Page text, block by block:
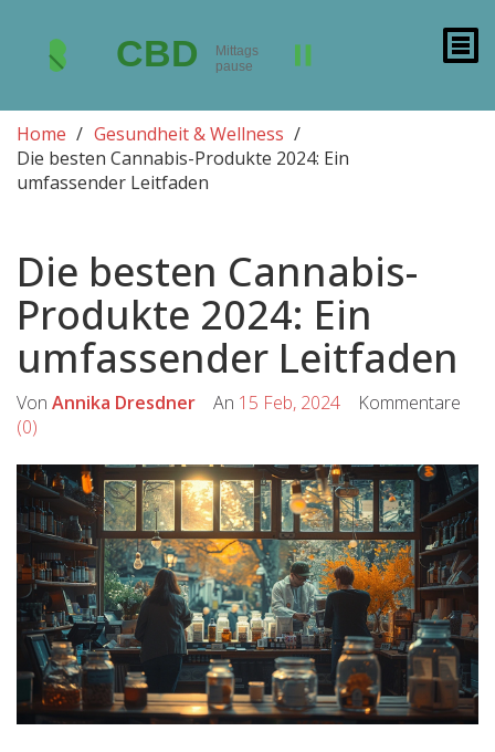
Home
Gesundheit & Wellness
Die besten Cannabis-Produkte 2024: Ein
umfassender Leitfaden
Die besten Cannabis-
Produkte 2024: Ein
umfassender Leitfaden
Von Annika Dresdner An 15 Feb, 2024 Kommentare
(0)